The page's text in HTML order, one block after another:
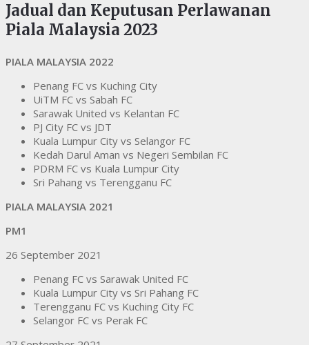
Jadual dan Keputusan Perlawanan
Piala Malaysia 2023
PIALA MALAYSIA 2022
Penang FC vs Kuching City
UiTM FC vs Sabah FC
Sarawak United vs Kelantan FC
PJ City FC vs JDT
Kuala Lumpur City vs Selangor FC
Kedah Darul Aman vs Negeri Sembilan FC
PDRM FC vs Kuala Lumpur City
Sri Pahang vs Terengganu FC
PIALA MALAYSIA 2021
PM1
26 September 2021
Penang FC vs Sarawak United FC
Kuala Lumpur City vs Sri Pahang FC
Terengganu FC vs Kuching City FC
Selangor FC vs Perak FC